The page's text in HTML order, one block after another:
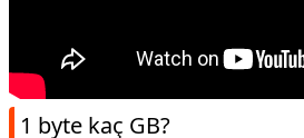
1 byte kaç GB?